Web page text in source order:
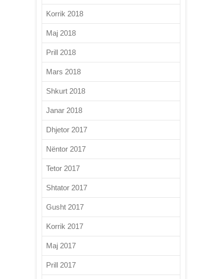
Korrik 2018
Maj 2018
Prill 2018
Mars 2018
Shkurt 2018
Janar 2018
Dhjetor 2017
Nëntor 2017
Tetor 2017
Shtator 2017
Gusht 2017
Korrik 2017
Maj 2017
Prill 2017